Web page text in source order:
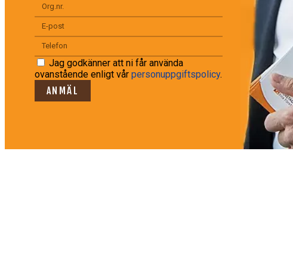
Jag godkänner att ni får använda
ovanstående enligt vår personuppgiftspolicy.
ANMÄL